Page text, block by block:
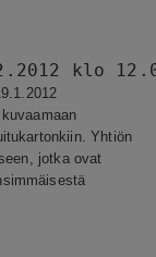
klo
Yhtiön
jotka ovat